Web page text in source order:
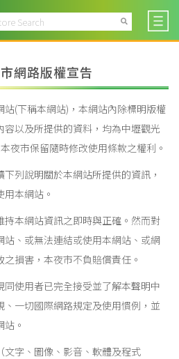
網路版權宣告
(下稱本網站)，本網站內除標明版權
以及所提供的資料，均為中壢觀光
夜市保留隨時修改使用條款之權利。
列說明關於本網站所提供的資訊，
本網站。
持本網站資訊之即時與正確。然而對
、或無法連結或使用本網站、或網
損害，本夜市不負賠償責任。
使用者已完全接受並了解本聲明中
一切國際網路規定及使用慣例，並
。
字、圖像、影音、軟體及程式